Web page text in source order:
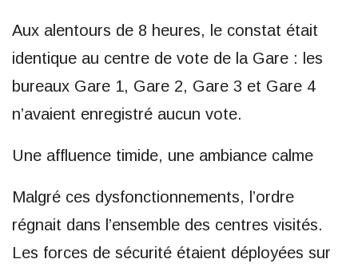
Aux alentours de 8 heures, le constat était
identique au centre de vote de la Gare : les
bureaux Gare 1, Gare 2, Gare 3 et Gare 4
n’avaient enregistré aucun vote.
Une affluence timide, une ambiance calme
Malgré ces dysfonctionnements, l’ordre
régnait dans l’ensemble des centres visités.
Les forces de sécurité étaient déployées sur